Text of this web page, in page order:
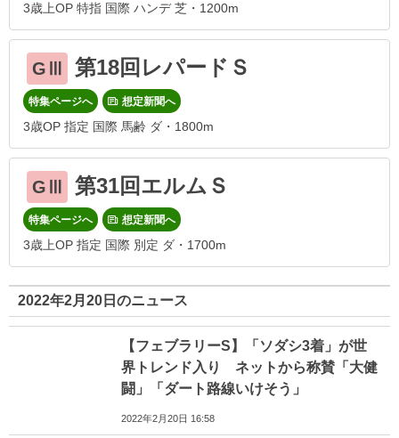
3歳上OP 特指 国際 ハンデ 芝・1200m
GⅢ 第18回レパードＳ
特集ページへ 想定新聞へ
3歳OP 指定 国際 馬齢 ダ・1800m
GⅢ 第31回エルムＳ
特集ページへ 想定新聞へ
3歳上OP 指定 国際 別定 ダ・1700m
2022年2月20日のニュース
【フェブラリーS】「ソダシ3着」が世
界トレンド入り ネットから称賛「大健
闘」「ダート路線いけそう」
2022年2月20日 16:58